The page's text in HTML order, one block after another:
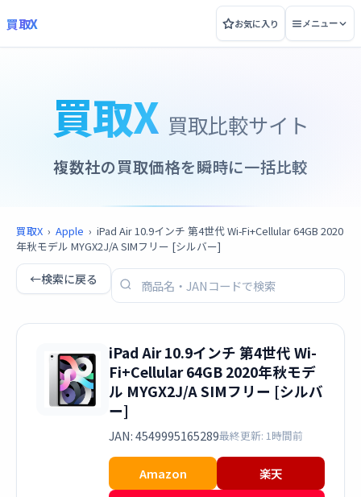
買取X お気に入り メニュー
買取X 買取比較サイト
複数社の買取価格を瞬時に一括比較
買取X › Apple › iPad Air 10.9インチ 第4世代 Wi-Fi+Cellular 64GB 2020
年秋モデル MYGX2J/A SIMフリー [シルバー]
←検索に戻る
iPad Air 10.9インチ 第4世代 Wi-
Fi+Cellular 64GB 2020年秋モデ
ル MYGX2J/A SIMフリー [シルバ
ー]
JAN: 4549995165289最終更新: 1時間前
Amazon
楽天